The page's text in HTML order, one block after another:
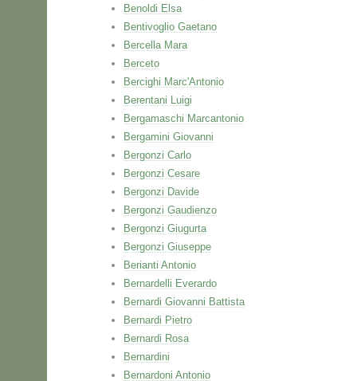
Benoldi Elsa
Bentivoglio Gaetano
Bercella Mara
Berceto
Bercighi Marc'Antonio
Berentani Luigi
Bergamaschi Marcantonio
Bergamini Giovanni
Bergonzi Carlo
Bergonzi Cesare
Bergonzi Davide
Bergonzi Gaudienzo
Bergonzi Giugurta
Bergonzi Giuseppe
Berianti Antonio
Bernardelli Everardo
Bernardi Giovanni Battista
Bernardi Pietro
Bernardi Rosa
Bernardini
Bernardoni Antonio